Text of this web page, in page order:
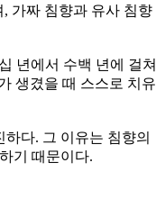
가짜 침향과 유사 침향
년에서 수백 년에 걸쳐
생겼을 때 스스로 치유
다. 그 이유는 침향의
기 때문이다.